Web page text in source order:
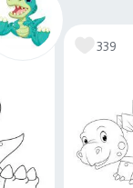
339